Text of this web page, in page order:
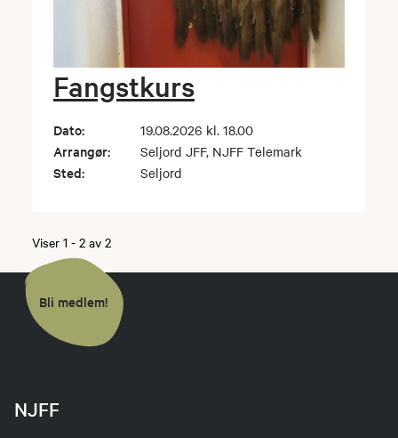
Fangstkurs
Dato: 19.08.2026 kl. 18.00
Arrangør: Seljord JFF, NJFF Telemark
Sted: Seljord
Viser 1 - 2 av 2
Bli medlem!
NJFF